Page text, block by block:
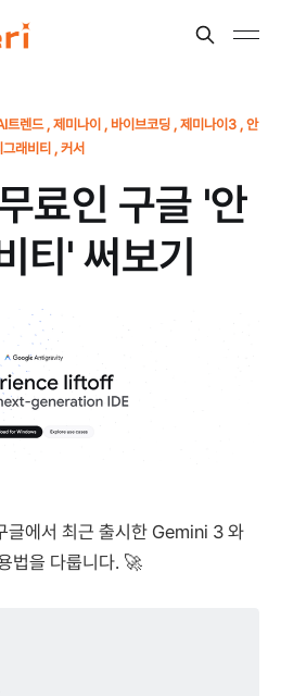
트렌드 제미나이 바이브코딩 제미나이3
안
그래비티
커서
료인 구글 '안
티' 써보기
글에서 최근 출시한 Gemini 3 와
법을 다룹니다. 🚀